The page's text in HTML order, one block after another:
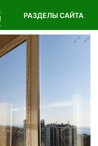
РАЗДЕЛЫ САЙТА